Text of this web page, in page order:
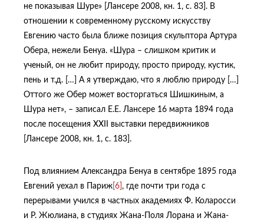
не показывая Шуре» [Лансере 2008, кн. 1, с. 83]. В
отношении к современному русскому искусству
Евгению часто была ближе позиция скульптора Артура
Обера, нежели Бенуа. «Шура – слишком критик и
ученый, он не любит природу, просто природу, кустик,
пень и т.д. […] А я утверждаю, что я люблю природу […]
Оттого же Обер может восторгаться Шишкиным, а
Шура нет», – записал Е.Е. Лансере 16 марта 1894 года
после посещения XXII выставки передвижников
[Лансере 2008, кн. 1, с. 183].
Под влиянием Александра Бенуа в сентябре 1895 года
Евгений уехал в Париж [6] , где почти три года с
перерывами учился в частных академиях Ф. Коларосси
и Р. Жюлиана, в студиях Жана-Поля Лорана и Жана-